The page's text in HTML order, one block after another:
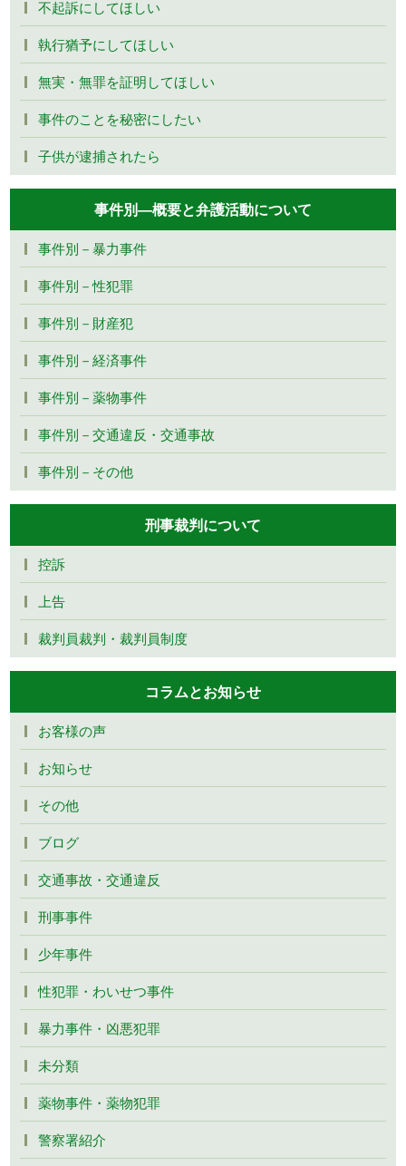
不起訴にしてほしい
執行猶予にしてほしい
無実・無罪を証明してほしい
事件のことを秘密にしたい
子供が逮捕されたら
事件別―概要と弁護活動について
事件別－暴力事件
事件別－性犯罪
事件別－財産犯
事件別－経済事件
事件別－薬物事件
事件別－交通違反・交通事故
事件別－その他
刑事裁判について
控訴
上告
裁判員裁判・裁判員制度
コラムとお知らせ
お客様の声
お知らせ
その他
ブログ
交通事故・交通違反
刑事事件
少年事件
性犯罪・わいせつ事件
暴力事件・凶悪犯罪
未分類
薬物事件・薬物犯罪
警察署紹介